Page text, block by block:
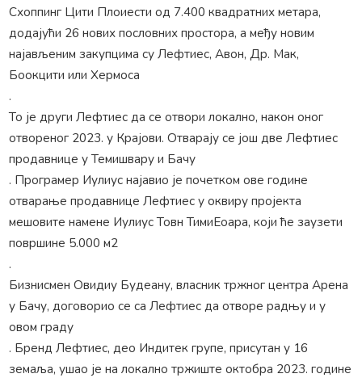
Схоппинг Цити Плоиести од 7.400 квадратних метара,
додајући 26 нових пословних простора, а међу новим
најављеним закупцима су Лефтиес, Авон, Др. Мак,
Боокцити или Хермоса
.
То је други Лефтиес да се отвори локално, након оног
отвореног 2023. у Крајови. Отварају се још две Лефтиес
продавнице у Темишвару и Бачу
. Програмер Иулиус најавио је почетком ове године
отварање продавнице Лефтиес у оквиру пројекта
мешовите намене Иулиус Товн ТимиЕоара, који ће заузети
површине 5.000 м2
.
Бизнисмен Овидиу Будеану, власник тржног центра Арена
у Бачу, договорио се са Лефтиес да отворе радњу и у
овом граду
. Бренд Лефтиес, део Индитек групе, присутан у 16 ​​
земаља, ушао је на локално тржиште октобра 2023. године